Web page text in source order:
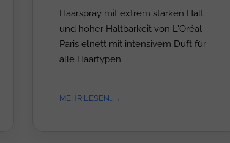
Haarspray mit extrem starken Halt
und hoher Haltbarkeit von L'Oréal
Paris elnett mit intensivem Duft für
alle Haartypen.
MEHR LESEN...